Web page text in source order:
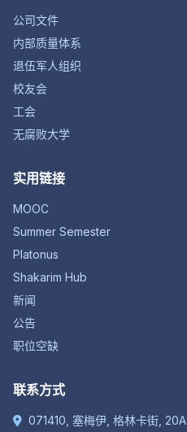
公司文件
内部质量体系
退伍军人组织
校友会
工会
无腐败大学
实用链接
MOOC
Summer Semester
Platonus
Shakarim Hub
新闻
公告
职位空缺
联系方式
071410, 塞梅伊, 格林卡街, 20A